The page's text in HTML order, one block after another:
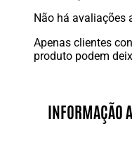
Não há avaliações
Apenas clientes
produto podem
INFORMAÇÃO